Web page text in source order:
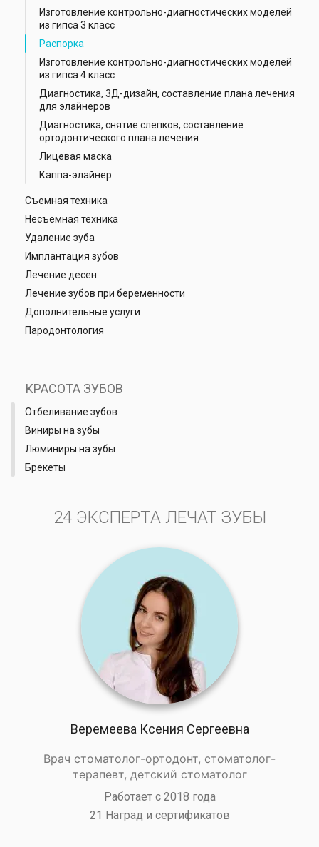
Изготовление контрольно-диагностических моделей
из гипса 3 класс
Распорка
Изготовление контрольно-диагностических моделей
из гипса 4 класс
Диагностика, 3Д-дизайн, составление плана лечения
для элайнеров
Диагностика, снятие слепков, составление
ортодонтического плана лечения
Лицевая маска
Каппа-элайнер
Съемная техника
Несъемная техника
Удаление зуба
Имплантация зубов
Лечение десен
Лечение зубов при беременности
Дополнительные услуги
Пародонтология
КРАСОТА ЗУБОВ
Отбеливание зубов
Виниры на зубы
Люминиры на зубы
Брекеты
24 ЭКСПЕРТА ЛЕЧАТ ЗУБЫ
Веремеева Ксения Сергеевна
Врач стоматолог-ортодонт, стоматолог-
терапевт, детский стоматолог
Работает с 2018 года
21 Наград и сертификатов